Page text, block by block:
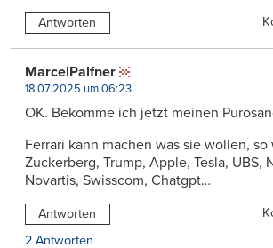
Antworten
MarcelPalfner
18.07.2025 um 06:23
OK. Bekomme ich jetzt meinen
Ferrari kann machen was sie wollen,
Zuckerberg, Trump, Apple, Tesla, UBS,
Novartis, Swisscom, Chatgpt…
Antworten
2 Antworten